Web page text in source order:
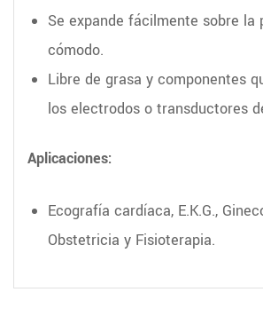
Se expande fácilmente sobre la
cómodo.
Libre de grasa y componentes
los electrodos o transductores
Aplicaciones:
Ecografía cardíaca, E.K.G.,
Obstetricia y Fisioterapia.